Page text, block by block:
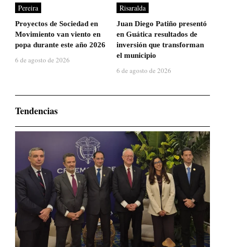
Pereira
Proyectos de Sociedad en
Movimiento van viento en
popa durante este año 2026
6 de agosto de 2026
Risaralda
Juan Diego Patiño presentó
en Guática resultados de
inversión que transforman
el municipio
6 de agosto de 2026
Tendencias